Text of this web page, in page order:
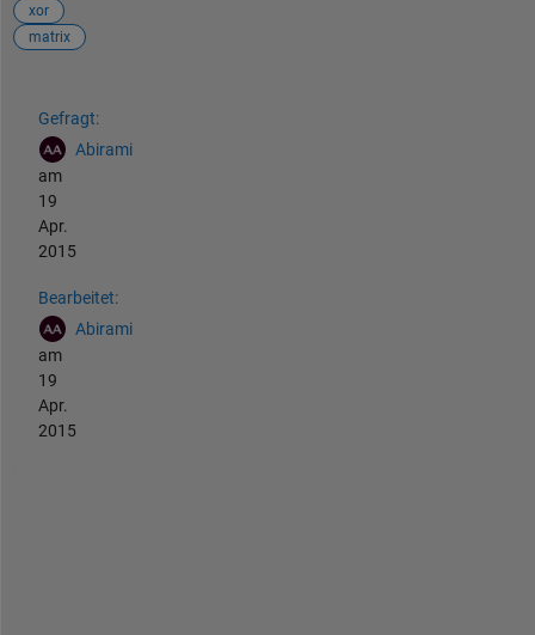
xor
matrix
Gefragt:
Abirami
am
19
Apr.
2015
Bearbeitet:
Abirami
am
19
Apr.
2015